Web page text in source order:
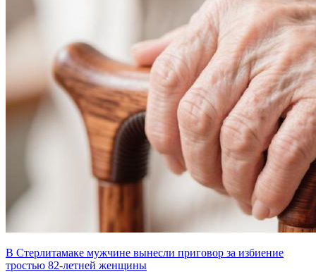
В Стерлитамаке мужчине вынесли приговор за избиение
тростью 82-летней женщины